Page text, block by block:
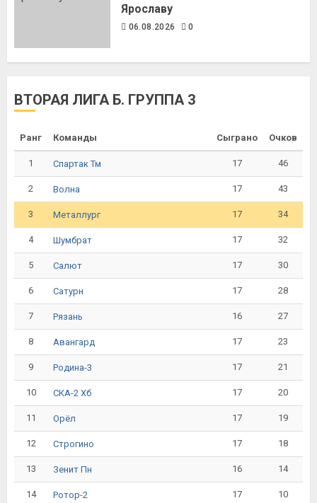
Ярославу
06.08.2026 0
ВТОРАЯ ЛИГА Б. ГРУППА 3
Ранг Команды Сыграно Очков
1 Спартак Тм 17 46
2 Волна 17 43
3 Металлург 17 34
4 Шумбрат 17 32
5 Салют 17 30
6 Сатурн 17 28
7 Рязань 16 27
8 Авангард 17 23
9 Родина-3 17 21
10 СКА-2 Хб 17 20
11 Орёл 17 19
12 Строгино 17 18
13 Зенит Пн 16 14
14 Ротор-2 17 10